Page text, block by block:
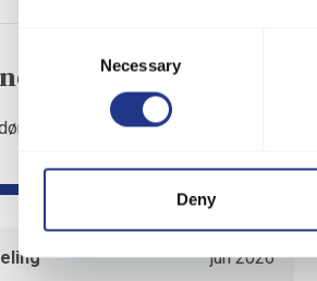
Necessary
Deny
siger
Grund
jun 2026